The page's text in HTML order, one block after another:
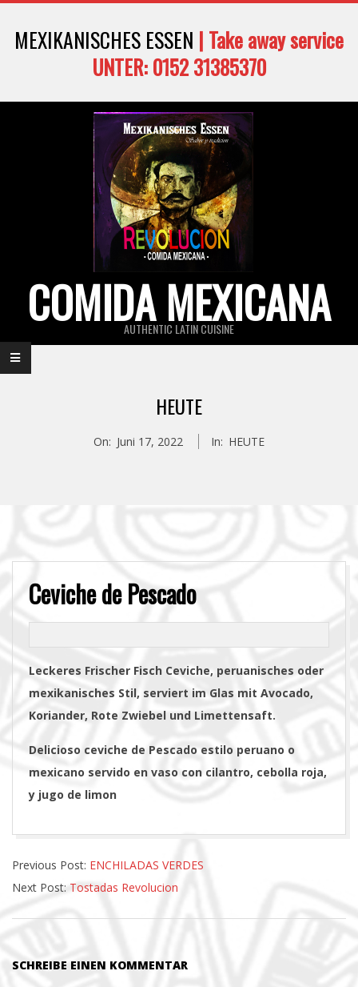
MEXIKANISCHES ESSEN | Take away service
UNTER: 0152 31385370
COMIDA MEXICANA
AUTHENTIC LATIN CUISINE
Primary
Navigation
HEUTE
On: Juni 17, 2022 In: HEUTE
Ceviche de Pescado
Leckeres Frischer Fisch Ceviche, peruanisches oder
mexikanisches Stil, serviert im Glas mit Avocado,
Koriander, Rote Zwiebel und Limettensaft.
Delicioso ceviche de Pescado estilo peruano o
mexicano servido en vaso con cilantro, cebolla roja,
y jugo de limon
06-
17
Previous Post: ENCHILADAS VERDES
Next Post: Tostadas Revolucion
SCHREIBE EINEN KOMMENTAR